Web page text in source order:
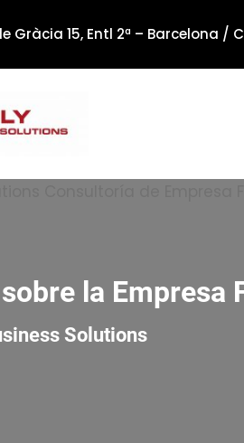
Gràcia 15, Entl 2ª – Barcelona /
la Empresa
Solutions